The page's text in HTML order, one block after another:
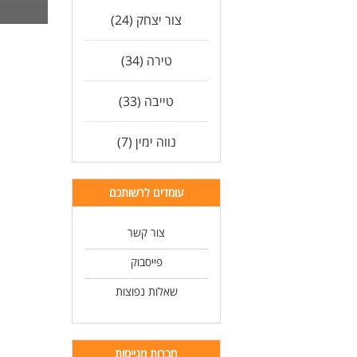
צור יצחק (24)
טירה (34)
טייבה (33)
נווה ימין (7)
עומדים לרשותכם
צור קשר
פייסבוק
שאלות נפוצות
חברות מגייסות
12 שנות לימוד המשרה מיועדת